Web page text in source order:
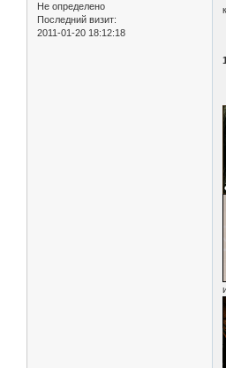
Не определено
Последний визит:
2011-01-20 18:12:18